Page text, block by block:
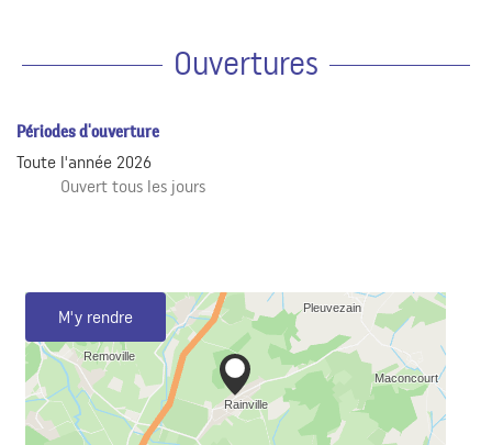
Ouvertures
Périodes d'ouverture
Toute l'année 2026
Ouvert tous les jours
M'y rendre